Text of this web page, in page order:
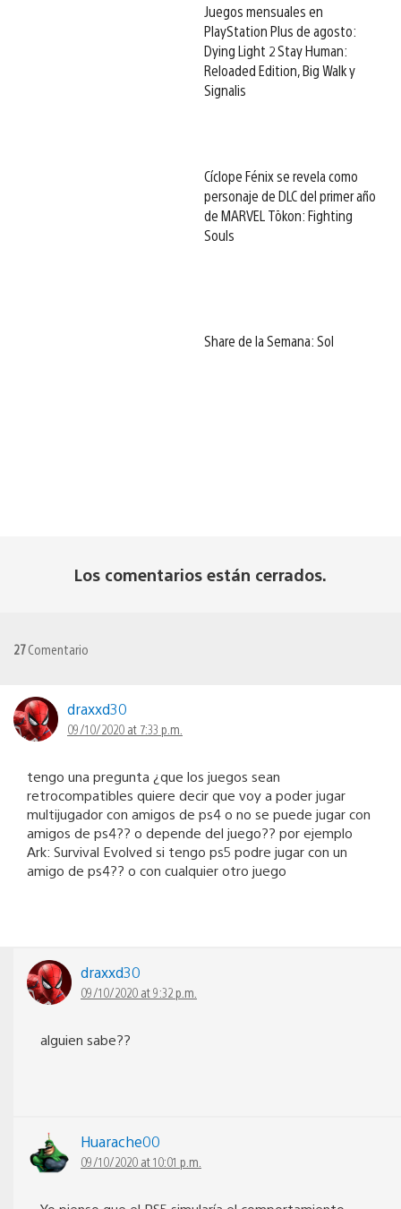
Juegos mensuales en
PlayStation Plus de agosto:
Dying Light 2 Stay Human:
Reloaded Edition, Big Walk y
Signalis
Cíclope Fénix se revela como
personaje de DLC del primer año
de MARVEL Tōkon: Fighting
Souls
Share de la Semana: Sol
Los comentarios están cerrados.
27Comentario
draxxd30
09/10/2020 at 7:33 p.m.
tengo una pregunta ¿que los juegos sean
retrocompatibles quiere decir que voy a poder jugar
multijugador con amigos de ps4 o no se puede jugar con
amigos de ps4?? o depende del juego?? por ejemplo
Ark: Survival Evolved si tengo ps5 podre jugar con un
amigo de ps4?? o con cualquier otro juego
draxxd30
09/10/2020 at 9:32 p.m.
alguien sabe??
Huarache00
09/10/2020 at 10:01 p.m.